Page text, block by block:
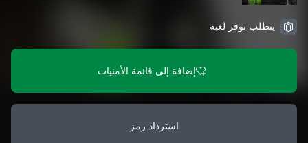
يتطلب توفر لعبة
إضافة إلى قائمة الأمنيات
استرداد رمز